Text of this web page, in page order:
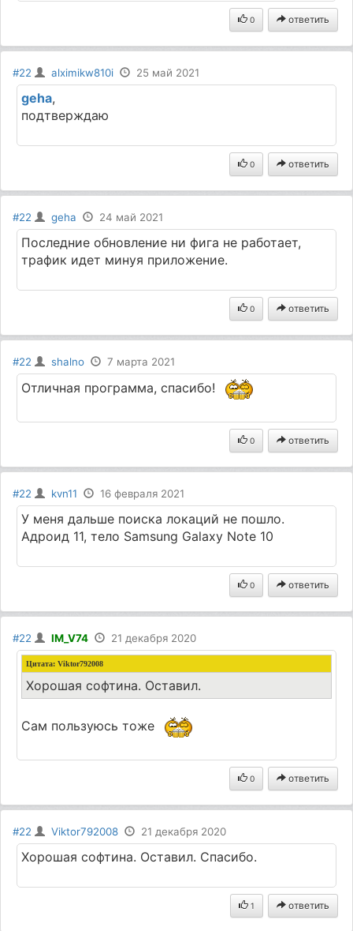
0 ответить
#22 alximikw810i 25 май 2021
geha,
подтверждаю
0 ответить
#22 geha 24 май 2021
Последние обновление ни фига не работает,
трафик идет минуя приложение.
0 ответить
#22 shalno 7 марта 2021
Отличная программа, спасибо!
0 ответить
#22 kvn11 16 февраля 2021
У меня дальше поиска локаций не пошло.
Адроид 11, тело Samsung Galaxy Note 10
0 ответить
#22 IM_V74 21 декабря 2020
Цитата:Viktor792008
Хорошая софтина. Оставил.
Сам пользуюсь тоже
0 ответить
#22 Viktor792008 21 декабря 2020
Хорошая софтина. Оставил. Спасибо.
1 ответить